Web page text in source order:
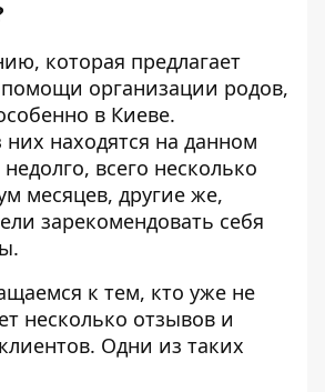
которая предлагает
помощи организации родов,
в Киеве.
находятся на данном
всего несколько
месяцев, другие же,
зарекомендовать себя
к тем, кто уже не
несколько отзывов и
Одни из таких